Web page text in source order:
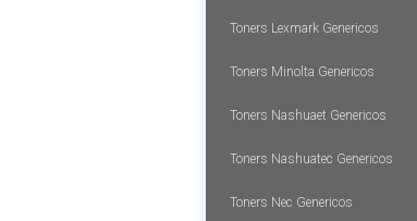
Toners Lexmark Genericos
Toners Minolta Genericos
Toners Nashuaet Genericos
Toners Nashuatec Genericos
Toners Nec Genericos